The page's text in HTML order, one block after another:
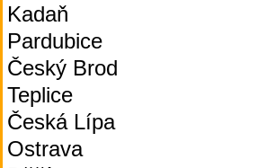
Kadaň
Pardubice
Český Brod
Teplice
Česká Lípa
Ostrava